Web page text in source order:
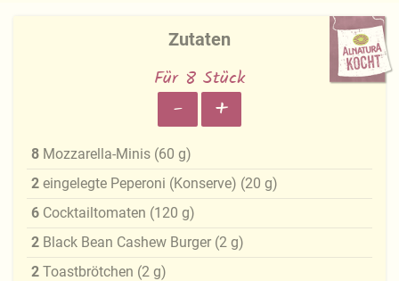
Zutaten
Für 8 Stück
- +
8 Mozzarella-Minis (60 g)
2 eingelegte Peperoni (Konserve) (20 g)
6 Cocktailtomaten (120 g)
2 Black Bean Cashew Burger (2 g)
2 Toastbrötchen (2 g)